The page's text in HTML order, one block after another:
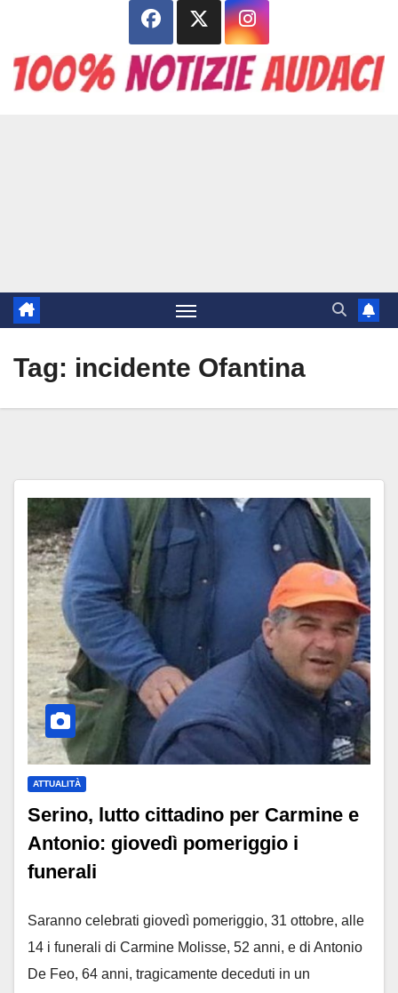
contenuto
Tag: incidente Ofantina
ATTUALITÀ
Serino, lutto cittadino per Carmine e
Antonio: giovedì pomeriggio i
funerali
Saranno celebrati giovedì pomeriggio, 31 ottobre, alle
14 i funerali di Carmine Molisse, 52 anni, e di Antonio
De Feo, 64 anni, tragicamente deceduti in un